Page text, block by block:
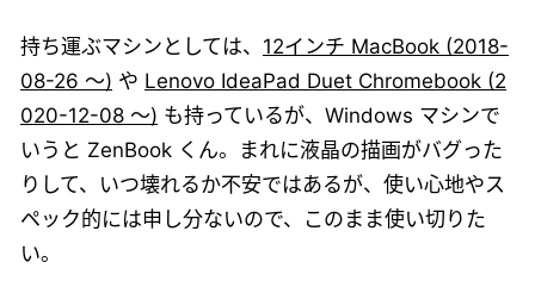
持ち運ぶマシンとしては、 12インチ MacBook (2018-
08-26 ～) や Lenovo IdeaPad Duet Chromebook (2
020-12-08 ～) も持っているが、Windows マシンで
いうと ZenBook くん。まれに液晶の描画がバグった
りして、いつ壊れるか不安ではあるが、使い心地やス
ペック的には申し分ないので、このまま使い切りた
い。